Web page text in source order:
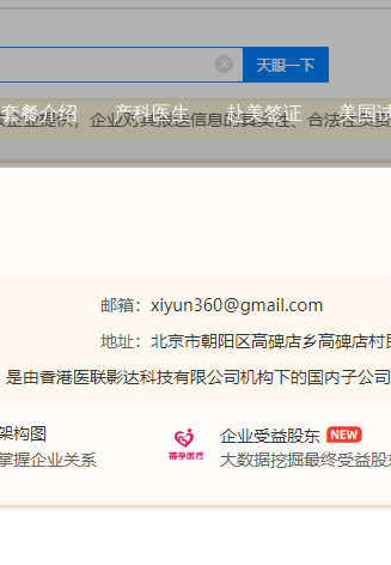
套餐介绍 产科医生 赴美签证 美国